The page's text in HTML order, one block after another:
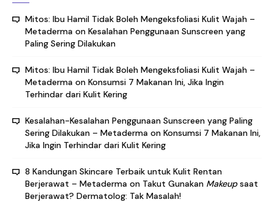
Mitos: Ibu Hamil Tidak Boleh Mengeksfoliasi Kulit Wajah –
Metaderma on Kesalahan Penggunaan Sunscreen yang
Paling Sering Dilakukan
Mitos: Ibu Hamil Tidak Boleh Mengeksfoliasi Kulit Wajah –
Metaderma on Konsumsi 7 Makanan Ini, Jika Ingin
Terhindar dari Kulit Kering
Kesalahan-Kesalahan Penggunaan Sunscreen yang Paling
Sering Dilakukan – Metaderma on Konsumsi 7 Makanan Ini,
Jika Ingin Terhindar dari Kulit Kering
8 Kandungan Skincare Terbaik untuk Kulit Rentan
Berjerawat – Metaderma on Takut Gunakan Makeupsaat
Berjerawat? Dermatolog: Tak Masalah!